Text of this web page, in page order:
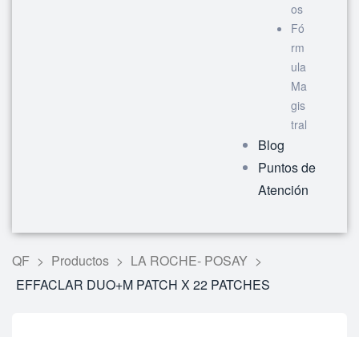
os
Fó
rm
ula
Ma
gis
tral
Blog
Puntos de
Atención
QF > Productos > LA ROCHE- POSAY >
EFFACLAR DUO+M PATCH X 22 PATCHES